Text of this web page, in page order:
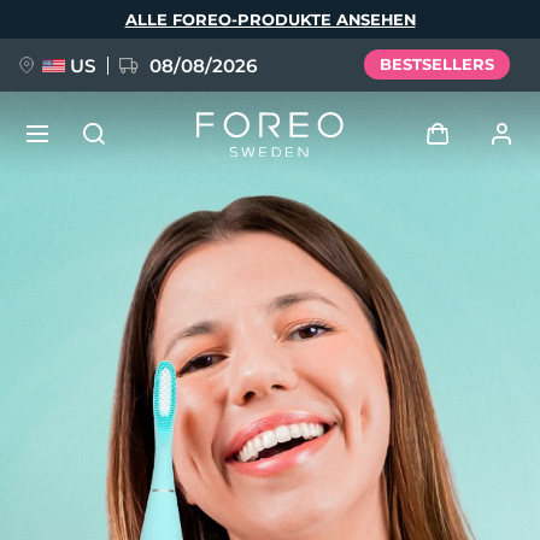
ALLE FOREO-PRODUKTE ANSEHEN
US 08/08/2026 BESTSELLERS
Benutzerkonto
Meine Geräte
Meine Bestellungen
Meine Adressen
Meine Abonnements
FAQ™ Pure Beauty-Tech Elixir
BREAKING NEWS
issa™ Teeth Whitening Set
Deutsch
Español
Français
Italiano
Português
Svenska
Русский
简体中文 繁體中文